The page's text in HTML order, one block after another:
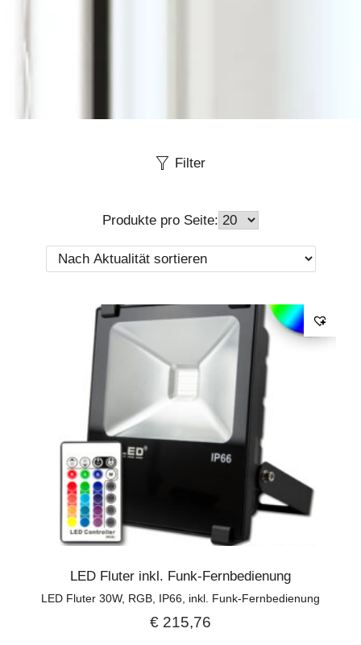
Filter
Produkte pro Seite:
LED Fluter inkl. Funk-Fernbedienung
LED Fluter 30W, RGB, IP66, inkl. Funk-Fernbedienung
€215,76